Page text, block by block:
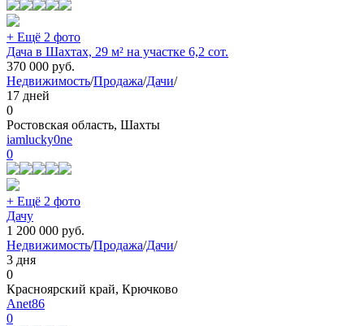
+ Ещё 2 фото
Дача в Шахтах, 29 м² на участке 6,2 сот.
370 000 руб.
Недвижимость/Продажа/Дачи/
17 дней
0
Ростовская область, Шахты
iamlucky0ne
0
+ Ещё 2 фото
Дачу
1 200 000 руб.
Недвижимость/Продажа/Дачи/
3 дня
0
Красноярский край, Крючково
Anet86
0